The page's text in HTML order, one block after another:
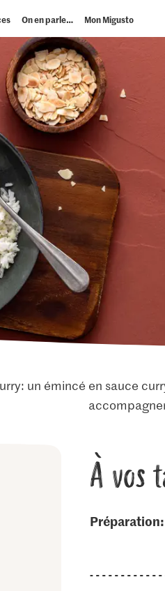
On en parle… Mon Migusto
un émincé en sauce
À vos
Préparation: